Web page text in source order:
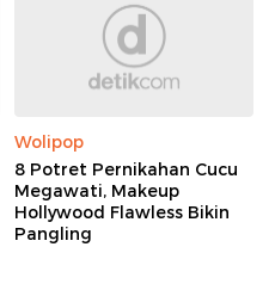
Wolipop
8 Potret Pernikahan Cucu
Megawati, Makeup
Hollywood Flawless Bikin
Pangling